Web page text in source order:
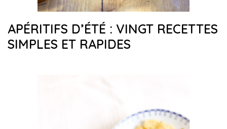
APÉRITIFS D’ÉTÉ : VINGT RECETTES
SIMPLES ET RAPIDES